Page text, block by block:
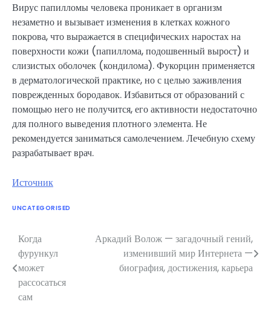
Вирус папилломы человека проникает в организм
незаметно и вызывает изменения в клетках кожного
покрова, что выражается в специфических наростах на
поверхности кожи (папиллома, подошвенный вырост) и
слизистых оболочек (кондилома). Фукорцин применяется
в дерматологической практике, но с целью заживления
поврежденных бородавок. Избавиться от образований с
помощью него не получится, его активности недостаточно
для полного выведения плотного элемента. Не
рекомендуется заниматься самолечением. Лечебную схему
разрабатывает врач.
Источник
UNCATEGORISED
Навигация
по
записям
Когда
фурункул
может
рассосаться
сам
Аркадий Волож — загадочный гений,
изменивший мир Интернета —
биография, достижения, карьера